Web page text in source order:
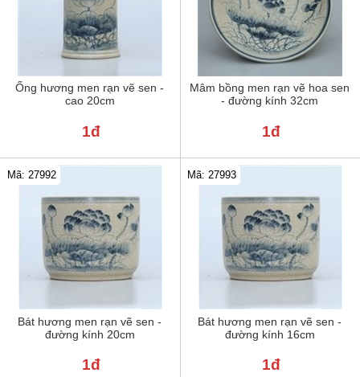
Ống hương men rạn vẽ sen -
cao 20cm
1đ
Mâm bồng men rạn vẽ hoa sen
- đường kính 32cm
1đ
Bát hương men rạn vẽ sen -
đường kính 20cm
Mã: 27992
1đ
Bát hương men rạn vẽ sen -
đường kính 16cm
Mã: 27993
1đ